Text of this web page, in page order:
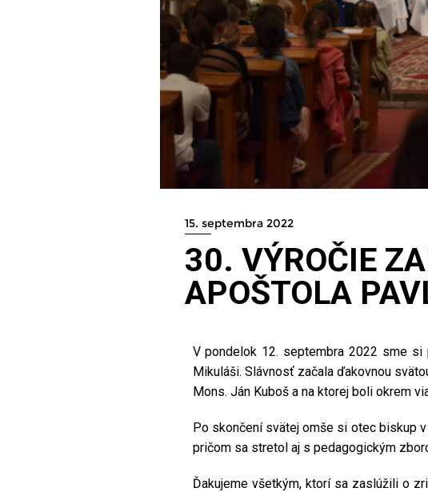
15. septembra 2022
30. VÝROČIE
APOŠTOLA
V pondelok 12. septembra 2022 sme
Mikuláši. Slávnosť začala ďakovnou
Mons. Ján Kuboš a na ktorej boli okrem
Po skončení svätej omše si otec biskup
pričom sa stretol aj s pedagogickým
Ďakujeme všetkým, ktorí sa zaslúžili o